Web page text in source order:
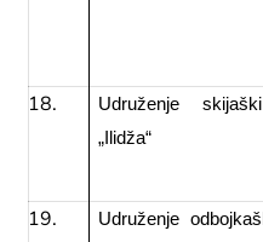
Udruženje
„Ilidža“
Udruženje